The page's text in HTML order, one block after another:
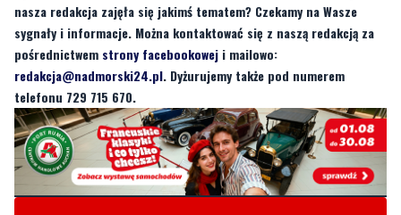
nasza redakcja zajęła się jakimś tematem? Czekamy na Wasze
sygnały i informacje. Można kontaktować się z naszą redakcją za
pośrednictwem strony facebookowej i mailowo:
redakcja@nadmorski24.pl. Dyżurujemy także pod numerem
telefonu 729 715 670.